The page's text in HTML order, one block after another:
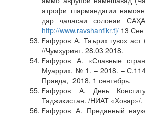
атрофи шармандагии
дар ҷаласаи солонаи
http://www.ravshanfikr.tj/ 13
Ғафуров А. Таърих гувох
//Ҷумҳурият. 28.03 2018.
Ғафуров А. «Славные
Муаррих. № 1. – 2018. –
Правда, 2018, 1 сентябрь.
Ғафуров А. День
Таджикистан. /НИАТ «Ховар»/
Ғафуров А. Преданный